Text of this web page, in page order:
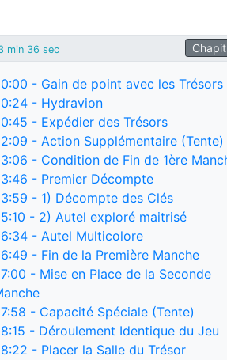
min 36 sec
- Gain de point avec les Trésors
- Hydravion
- Expédier des Trésors
- Action Supplémentaire (Tente)
- Condition de Fin de 1ère
- Premier Décompte
- 1) Décompte des Clés
- 2) Autel exploré maitrisé
- Autel Multicolore
- Fin de la Première Manche
- Mise en Place de la Seconde
- Capacité Spéciale (Tente)
- Déroulement Identique du Jeu
- Placer la Salle du Trésor